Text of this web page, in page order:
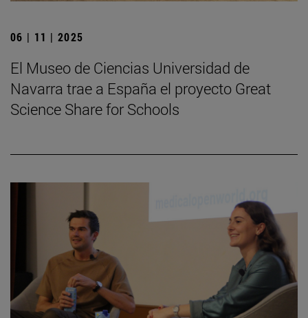
06 | 11 | 2025
El Museo de Ciencias Universidad de
Navarra trae a España el proyecto Great
Science Share for Schools